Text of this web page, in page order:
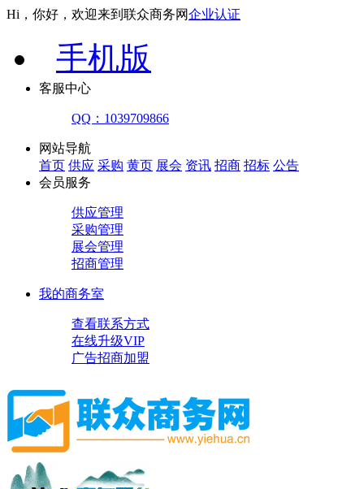
Hi，你好，欢迎来到联众商务网企业认证
手机版
客服中心
QQ：1039709866
网站导航
首页 供应 采购 黄页 展会 资讯 招商 招标 公告
会员服务
供应管理
采购管理
展会管理
招商管理
我的商务室
查看联系方式
在线升级VIP
广告招商加盟